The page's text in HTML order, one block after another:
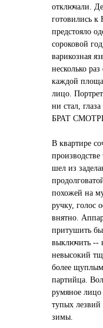
отключали.
готовились к
предстояло
сороковой
варикозная
несколько
каждой
лицо.
ни стал,
БРАТ
В квартире
шел из
похожей на
ручку, голос
внятно.
притушить
выключить --
невысокий
более
партийца.
румяное
тупых лезвий
зимы.